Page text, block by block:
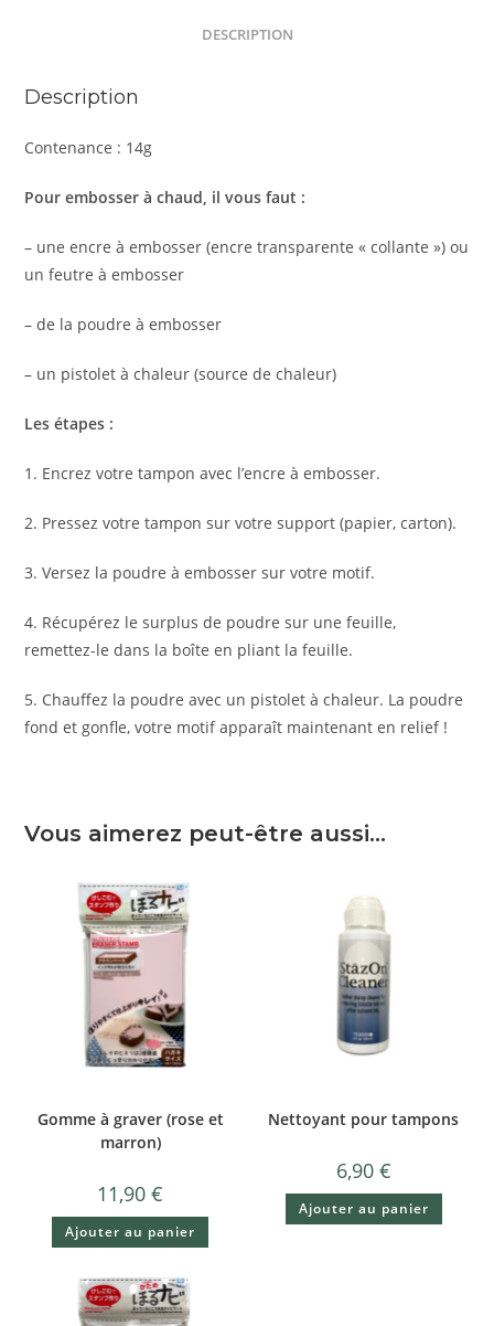
DESCRIPTION
Description
Contenance : 14g
Pour embosser à chaud, il vous faut :
– une encre à embosser (encre transparente « collante ») ou
un feutre à embosser
– de la poudre à embosser
– un pistolet à chaleur (source de chaleur)
Les étapes :
1. Encrez votre tampon avec l’encre à embosser.
2. Pressez votre tampon sur votre support (papier, carton).
3. Versez la poudre à embosser sur votre motif.
4. Récupérez le surplus de poudre sur une feuille,
remettez-le dans la boîte en pliant la feuille.
5. Chauffez la poudre avec un pistolet à chaleur. La poudre
fond et gonfle, votre motif apparaît maintenant en relief !
Vous aimerez peut-être aussi…
Gomme à graver (rose et
marron)
11,90€
Ajouter au panier
Nettoyant pour tampons
6,90 €
Ajouter au panier